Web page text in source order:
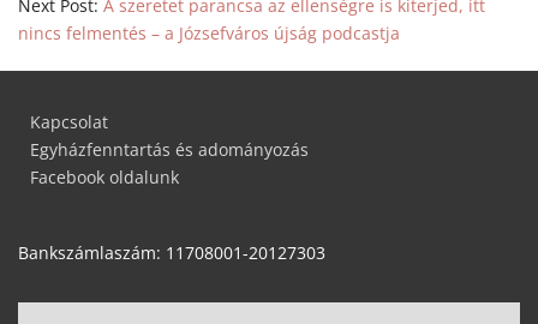
Next Post: A szeretet parancsa az ellenségre is kiterjed, itt
nincs felmentés – a Józsefváros újság podcastja
Kapcsolat
Egyházfenntartás és adományozás
Facebook oldalunk
Bankszámlaszám: 11708001-20127303